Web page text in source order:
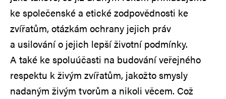
ke společenské a etické zodpovědnosti ke
zvířatům, otázkám ochrany jejich práv
a usilování o jejich lepší životní podmínky.
A také ke spoluúčasti na budování veřejného
respektu k živým zvířatům, jakožto smysly
nadaným živým tvorům a nikoli věcem. Což